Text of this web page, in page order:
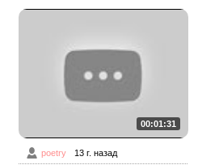
00:01:31
poetry 13 г. назад